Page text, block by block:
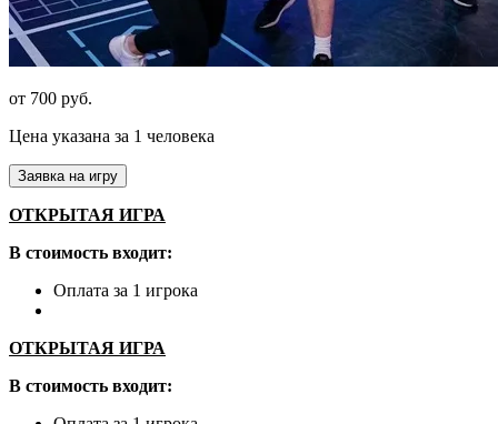
от 700 руб.
Цена указана за 1 человека
Заявка на игру
ОТКРЫТАЯ ИГРА
В стоимость входит:
Оплата за 1 игрока
ОТКРЫТАЯ ИГРА
В стоимость входит: